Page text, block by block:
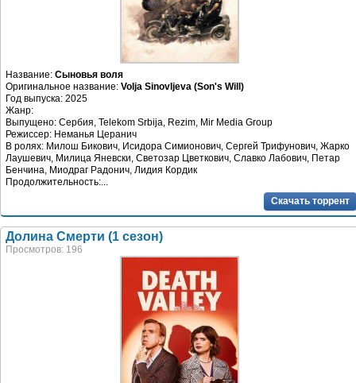
Название: Сыновья воля
Оригинальное название: Volja Sinovljeva (Son's Will)
Год выпуска: 2025
Жанр:
Выпущено: Сербия, Telekom Srbija, Rezim, Mir Media Group
Режиссер: Неманья Церанич
В ролях: Милош Бикович, Исидора Симионович, Сергей Трифунович, Жарко
Лаушевич, Милица Яневски, Светозар Цветкович, Славко Лабович, Петар
Бенчина, Миодраг Радонич, Лидия Кордик
Продолжительность:...
Скачать торрент
Долина Смерти (1 сезон)
Просмотров: 196